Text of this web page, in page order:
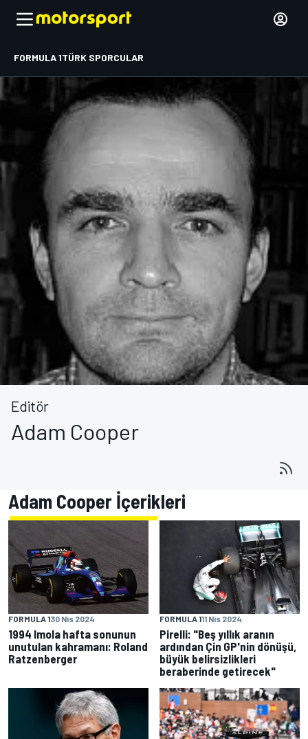
FORMULA 1TÜRK SPORCULAR
Editör
Adam Cooper
Adam Cooper İçerikleri
FORMULA 130 Nis 2024
1994 Imola hafta sonunun
unutulan kahramanı: Roland
Ratzenberger
FORMULA 111 Nis 2024
Pirelli: "Beş yıllık aranın
ardından Çin GP'nin dönüşü,
büyük belirsizlikleri
beraberinde getirecek"